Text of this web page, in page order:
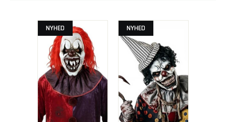
NYHED NYHED